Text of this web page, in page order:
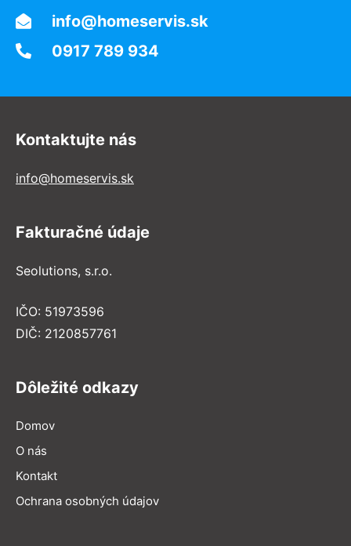
info@homeservis.sk
0917 789 934
Kontaktujte nás
info@homeservis.sk
Fakturačné údaje
Seolutions, s.r.o.
IČO: 51973596
DIČ: 2120857761
Dôležité odkazy
Domov
O nás
Kontakt
Ochrana osobných údajov